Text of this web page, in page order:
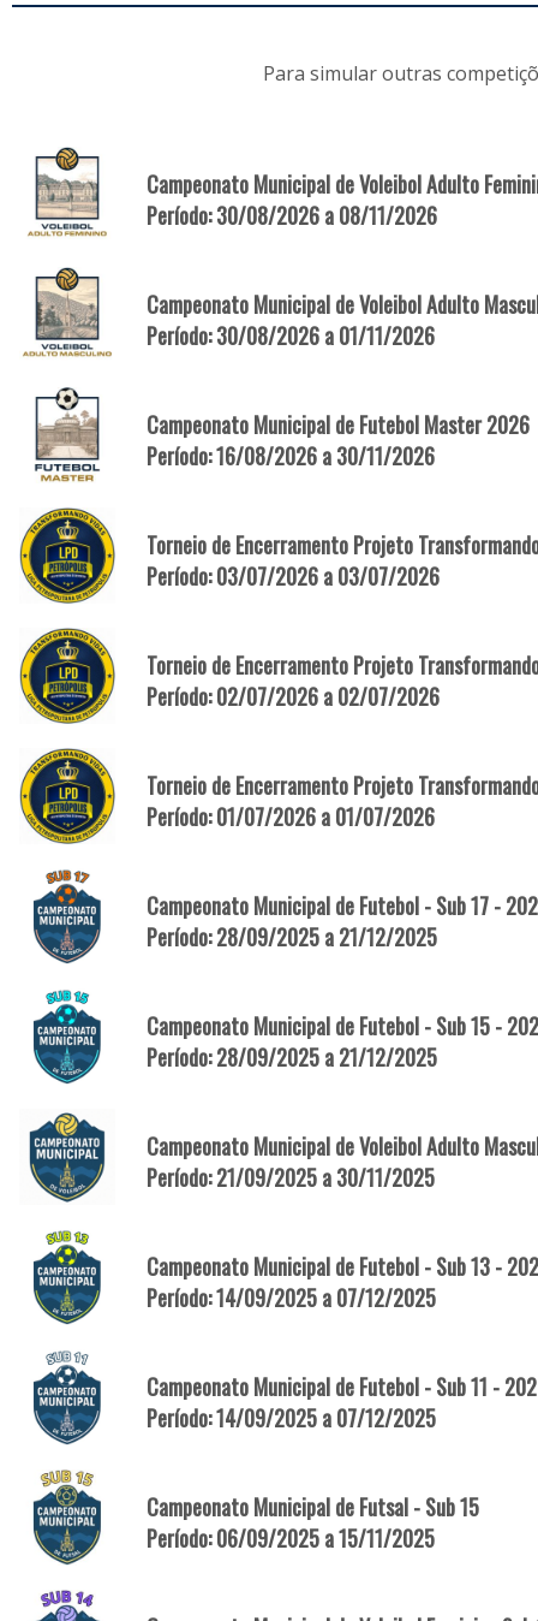
Para simular outras
Campeonato Municipal de Voleibol Adulto
Período: 30/08/2026 a 08/11/2026
Campeonato Municipal de Voleibol Adulto
Período: 30/08/2026 a 01/11/2026
Campeonato Municipal de Futebol Master 2026
Período: 16/08/2026 a 30/11/2026
Torneio de Encerramento Projeto
Período: 03/07/2026 a 03/07/2026
Torneio de Encerramento Projeto
Período: 02/07/2026 a 02/07/2026
Torneio de Encerramento Projeto
Período: 01/07/2026 a 01/07/2026
Campeonato Municipal de Futebol - Sub 17 -
Período: 28/09/2025 a 21/12/2025
Campeonato Municipal de Futebol - Sub 15 -
Período: 28/09/2025 a 21/12/2025
Campeonato Municipal de Voleibol Adulto
Período: 21/09/2025 a 30/11/2025
Campeonato Municipal de Futebol - Sub 13 -
Período: 14/09/2025 a 07/12/2025
Campeonato Municipal de Futebol - Sub 11 -
Período: 14/09/2025 a 07/12/2025
Campeonato Municipal de Futsal - Sub 15
Período: 06/09/2025 a 15/11/2025